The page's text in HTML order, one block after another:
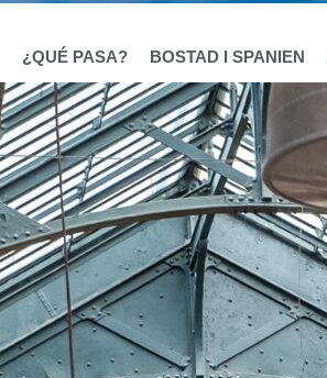
¿QUÉ PASA? BOSTAD I SPANIEN